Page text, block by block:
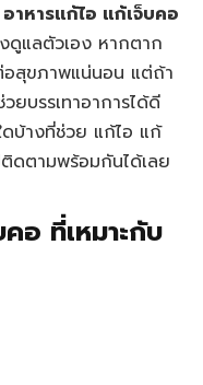
าหารแก้ไอ แก้เจ็บคอ
ดูแลตัวเอง หากตาก
อสุขภาพแน่นอน แต่ถ้า
ยบรรเทาอาการได้ดี
ดบ้างที่ช่วย แก้ไอ แก้
ติดตามพร้อมกันได้เลย
อ ที่เหมาะกับ